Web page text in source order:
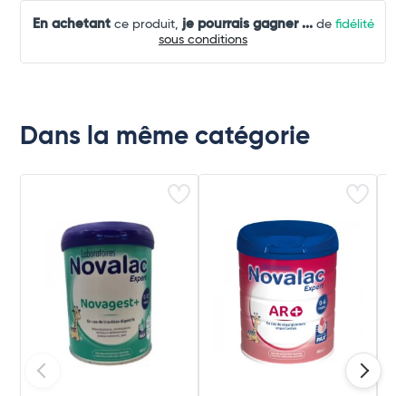
En achetantce produit, je pourrais gagner ...de fidélité
sous conditions
Dans la même catégorie